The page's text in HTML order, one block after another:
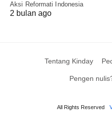
Aksi Reformati Indonesia
2 bulan ago
Tentang Kinday
Pengen
All Rights Reserved